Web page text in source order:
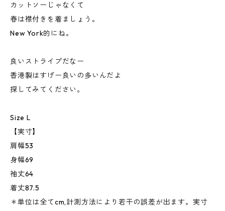
カットソーじゃなくて
春は襟付きを着ましょう。
New York的にね。
良いストライプだなー
香港製はすげー良いの多いんだよ
探してみてください。
Size L
【実寸】
肩幅53
身幅69
袖丈64
着丈87.5
＊単位は全てcm,計測方法により若干の誤差が出ます。実寸